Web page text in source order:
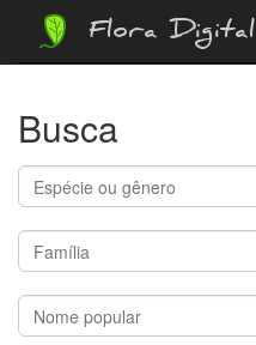
Flora Digital
Busca